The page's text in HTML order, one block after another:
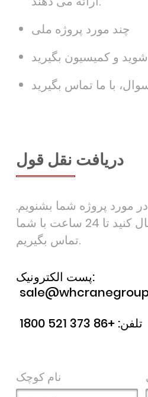
چند مورد پروژه ملی
دریافت نقل قول
مورد پروژه شما بشنویم.
اطلاعات را برای ما ارسال کنید تا 24 ساعت با شما
تماس بگیریم.
پست الکترونیک:
تلفن: +86 373 521 1800
نام کوچک